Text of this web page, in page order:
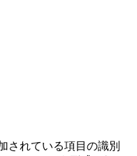
されている項目の識別